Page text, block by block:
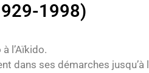
1998)
l’Aïkido.
dans ses démarches jusqu’à